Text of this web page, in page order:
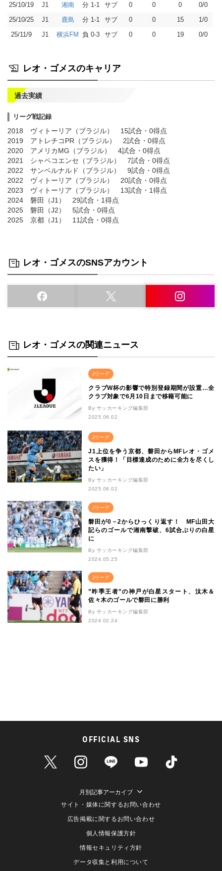
25/10/19
J1 湘南 分 1-1 サブ 0 0 0
0/0
25/10/25
J1 鹿島 分 1-1 サブ 0 0 15
1/0
25/11/9
J1 横浜FM 負 0-3 サブ 0 0 19 0/0
レオ・ゴメスのキャリア
過去実績
リーグ戦記録
2018 ヴィトーリア（ブラジル） 15試合・0得点
2019 アトレチコPR（ブラジル） 2試合・0得点
2020 アメリカMG（ブラジル） 4試合・0得点
2021 シャペコエンセ（ブラジル） 7試合・0得点
2022 サンベルナルド（ブラジル） 9試合・0得点
2022 ヴィトーリア（ブラジル） 20試合・0得点
2023 ヴィトーリア（ブラジル） 13試合・1得点
2024 磐田（J1） 29試合・1得点
2025 磐田（J2） 5試合・0得点
2025 京都（J1） 11試合・0得点
レオ・ゴメスのSNSアカウント
レオ・ゴメスの関連ニュース
Jリーグ
クラブW杯の影響で特別登録期間が設置…全
クラブ対象で6月10日まで移籍可能に
By サッカーキング編集部
2025.06.02
Jリーグ
J1上位を争う京都、磐田からMFレオ・ゴメ
スを獲得！「目標達成のために全力を尽くし
たい」
By サッカーキング編集部
2025.06.02
Jリーグ
磐田が0－2からひっくり返す！ MF山田大
記らのゴールで湘南撃破、6試合ぶりの白星
に
By サッカーキング編集部
2024.05.25
Jリーグ
”昨季王者”の神戸が白星スタート、汰木＆
佐々木のゴールで磐田に勝利
By サッカーキング編集部
2024.02.24
OFFICIAL SNS
月別記事アーカイブ
サイト・媒体に関するお問い合わせ
広告掲載に関するお問い合わせ
個人情報保護方針
情報セキュリティ方針
データ収集と利用について